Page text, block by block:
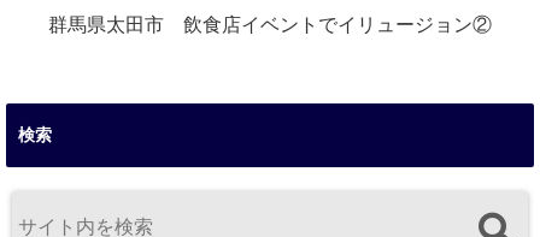
群馬県太田市 飲食店イベントでイリュージョン②
検索